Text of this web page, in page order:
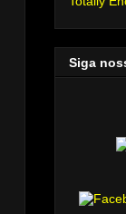
Siga